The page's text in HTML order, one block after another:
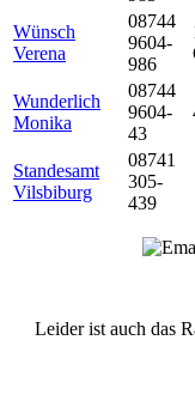
Wünsch
Verena
08744
9604-
986
Wunderlich
Monika
08744
9604-
43
Standesamt
Vilsbiburg
08741
305-
439
Leider ist auch das